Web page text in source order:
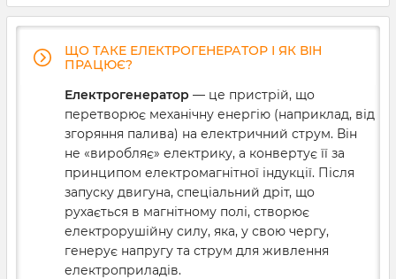
магазину чи кав’ярні.
ЩО ТАКЕ ЕЛЕКТРОГЕНЕРАТОР І ЯК ВІН
ПРАЦЮЄ?
Електрогенератор — це пристрій, що
перетворює механічну енергію (наприклад, від
згоряння палива) на електричний струм. Він
не «виробляє» електрику, а конвертує її за
принципом електромагнітної індукції. Після
запуску двигуна, спеціальний дріт, що
рухається в магнітному полі, створює
електрорушійну силу, яка, у свою чергу,
генерує напругу та струм для живлення
електроприладів.